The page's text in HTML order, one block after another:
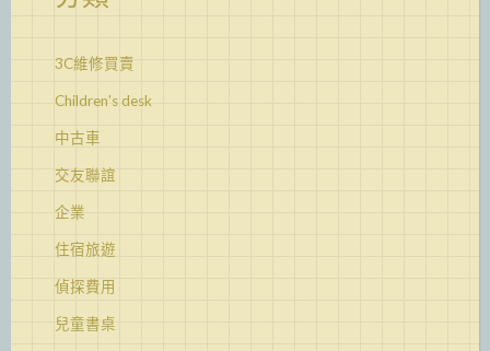
3C維修買賣
Children's desk
中古車
交友聯誼
企業
住宿旅遊
偵探費用
兒童書桌